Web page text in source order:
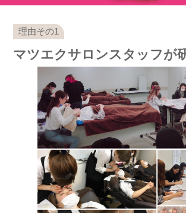
マツエクサロンスタッフが